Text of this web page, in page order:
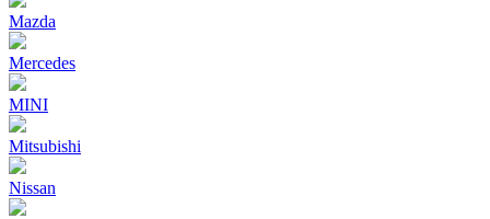
Mazda
Mercedes
MINI
Mitsubishi
Nissan